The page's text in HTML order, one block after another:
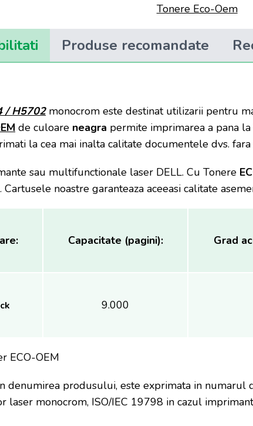
Tonere Eco-Oem
Produse recomandate
/ H5702monocrom este destinat utilizarii pentru
de culoare neagra permite imprimarea a pana
la cea mai inalta calitate documentele dvs.
sau multifunctionale laser DELL. Cu Tonere
noastre garanteaza aceeasi calitate
Capacitate (pagini): Grad
9.000
ECO-OEM
denumirea produsului, este exprimata in
laser monocrom, ISO/IEC 19798 in cazul